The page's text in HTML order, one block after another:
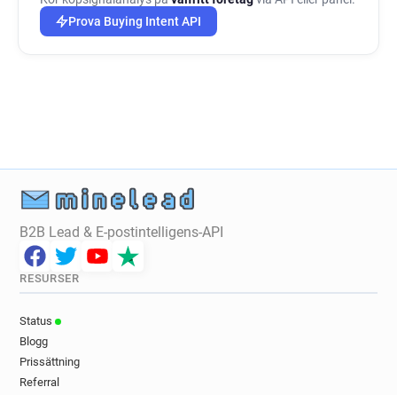
Prova Buying Intent API
B2B Lead & E-postintelligens-API
RESURSER
Status
Blogg
Prissättning
Referral